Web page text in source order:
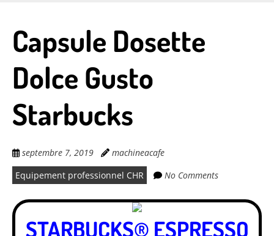
main
content
Capsule Dosette
Dolce Gusto
Starbucks
septembre 7, 2019
machineacafe
Equipement professionnel CHR
No Comments
STARBUCKS® ESPRESSO